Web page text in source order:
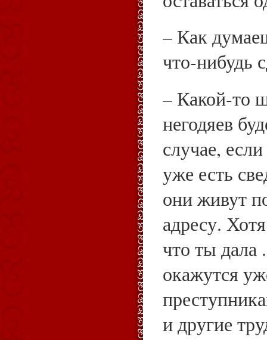
– Как
что‑нибудь
– Какой‑то
негодяев
случае,
уже есть
они живут
адресу.
что ты дала
окажутся
и другие